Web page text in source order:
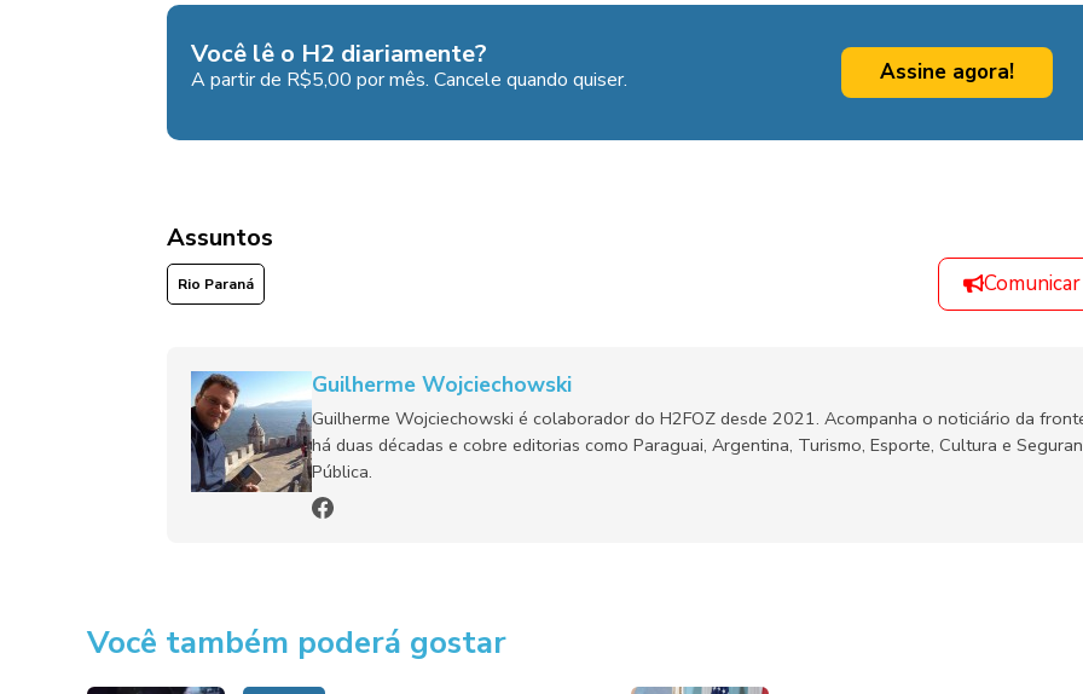
Você lê o H2 diariamente?
A partir de R$5,00 por mês. Cancele quando quiser. Assine agora!
Assuntos
Rio Paraná
Guilherme Wojciechowski
Guilherme Wojciechowski é colaborador do H2FOZ desde 2021. Acompanha o noticiário da
há duas décadas e cobre editorias como Paraguai, Argentina, Turismo, Esporte, Cultura e
Pública.
Você também poderá gostar